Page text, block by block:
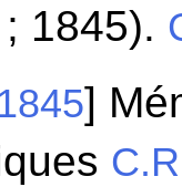
1845).
]